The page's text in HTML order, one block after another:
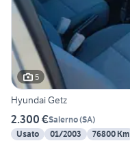
5
Hyundai Getz
2.300 €Salerno(SA)
Usato
01/2003 76800 Km